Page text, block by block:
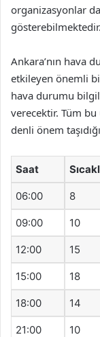
organizasyonlar
gösterebilmektedir.
Ankara’nın hava
etkileyen önemli
hava durumu
verecektir. Tüm bu
denli önem
Saat
06:00 8
09:00 10
12:00 15
15:00 18
18:00 14
21:00 10